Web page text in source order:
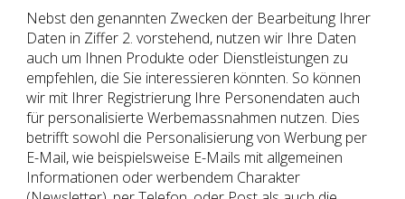
Nebst den genannten Zwecken der Bearbeitung Ihrer
Daten in Ziffer 2. vorstehend, nutzen wir Ihre Daten
auch um Ihnen Produkte oder Dienstleistungen zu
empfehlen, die Sie interessieren könnten. So können
wir mit Ihrer Registrierung Ihre Personendaten auch
für personalisierte Werbemassnahmen nutzen. Dies
betrifft sowohl die Personalisierung von Werbung per
E-Mail, wie beispielsweise E-Mails mit allgemeinen
Informationen oder werbendem Charakter